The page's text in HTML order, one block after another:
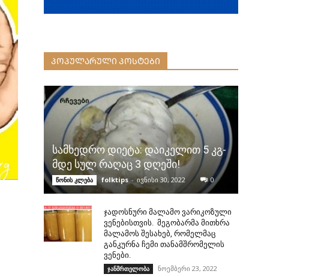
ᲞᲝᲞᲣᲚᲐᲠᲣᲚᲘ ᲞᲝᲡᲢᲔᲑᲘ
სამხედრო დიეტა: დაიკელით 5 კგ-
მდე სულ რაღაც 3 დღეში!
წონის კლება folktips - ივნისი 30, 2022 0
ჯადოსნური მალამო ვარიკოზული
ვენებისთვის. მეგობარმა მითხრა
მალამოს შესახებ, რომელმაც
განკურნა ჩემი თანამშრომელის
ვენები.
ჯანმრთელობა ნოემბერი 23, 2022